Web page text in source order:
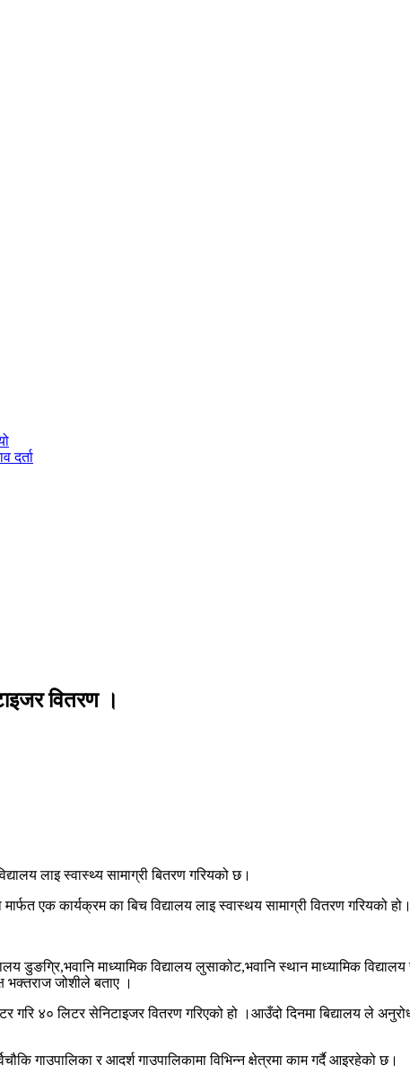
दर्ता
वितरण ।
लाइ स्वास्थ्य सामाग्री बितरण गरियको छ।
एक कार्यक्रम का बिच विद्यालय लाइ स्वास्थय सामाग्री वितरण गरियको हो।
डुङग्रि,भवानि माध्यामिक विद्यालय लुसाकोट,भवानि स्थान माध्यामिक
भक्तराज जोशीले बताए ।
४० लिटर सेनिटाइजर वितरण गरिएको हो ।आउँदो दिनमा बिद्यालय ले
गाउपालिका र आदर्श गाउपालिकामा विभिन्न क्षेत्रमा काम गर्दै आइरहेको छ।